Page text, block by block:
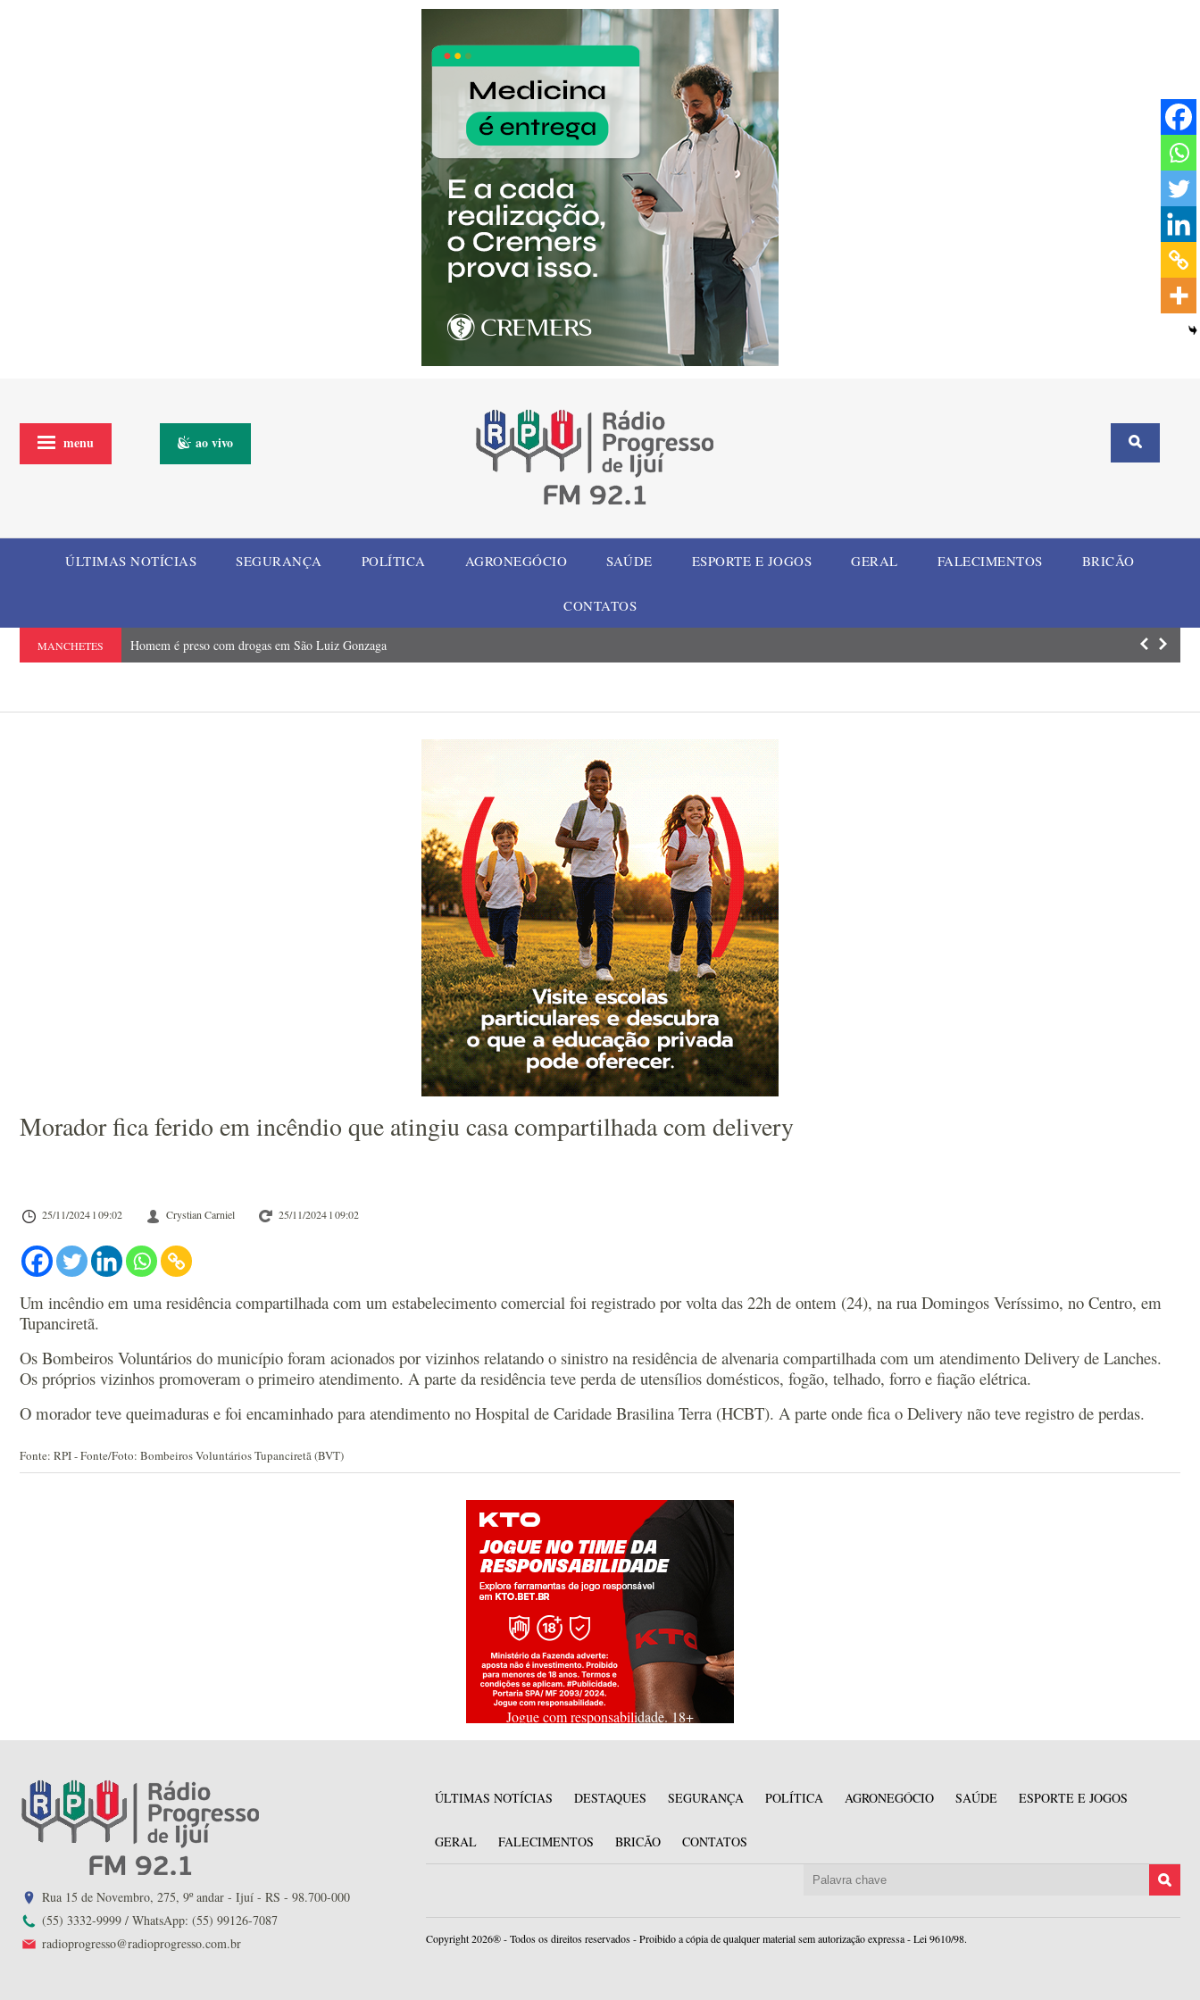
menu ao vivo
ÚLTIMAS NOTÍCIAS SEGURANÇA POLÍTICA AGRONEGÓCIO SAÚDE ESPORTE E JOGOS GERAL FALECIMENTOS BRICÃO
CONTATOS
MANCHETES Homem é preso com drogas em São Luiz Gonzaga Acusada de
Morador fica ferido em incêndio que atingiu casa compartilhada com delivery
25/11/2024 l 09:02 Crystian Carniel 25/11/2024 l 09:02
Um incêndio em uma residência compartilhada com um estabelecimento comercial foi registrado por volta das 22h de ontem (24), na rua Domingos Veríssimo, no Centro, em
Tupanciretã.
Os Bombeiros Voluntários do município foram acionados por vizinhos relatando o sinistro na residência de alvenaria compartilhada com um atendimento Delivery de Lanches.
Os próprios vizinhos promoveram o primeiro atendimento. A parte da residência teve perda de utensílios domésticos, fogão, telhado, forro e fiação elétrica.
O morador teve queimaduras e foi encaminhado para atendimento no Hospital de Caridade Brasilina Terra (HCBT). A parte onde fica o Delivery não teve registro de perdas.
Fonte: RPI - Fonte/Foto: Bombeiros Voluntários Tupanciretã (BVT)
Jogue com responsabilidade. 18+
Rua 15 de Novembro, 275, 9º andar - Ijuí - RS - 98.700-000
(55) 3332-9999 / WhatsApp: (55) 99126-7087
radioprogresso@radioprogresso.com.br
ÚLTIMAS NOTÍCIAS DESTAQUES SEGURANÇA POLÍTICA AGRONEGÓCIO SAÚDE ESPORTE E JOGOS
GERAL FALECIMENTOS BRICÃO CONTATOS
Copyright 2026® - Todos os direitos reservados - Proibido a cópia de qualquer material sem autorização expressa - Lei 9610/98.